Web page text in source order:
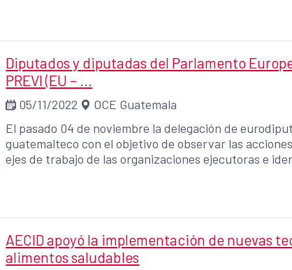
Diputados y diputadas del Parlamento
PREVI (EU – ...
05/11/2022
OCE Guatemala
El pasado 04 de noviembre la delegación de
guatemalteco con el objetivo de observar las
ejes de trabajo de las organizaciones ejecutoras e
AECID apoyó la implementación de nuevas
alimentos saludables